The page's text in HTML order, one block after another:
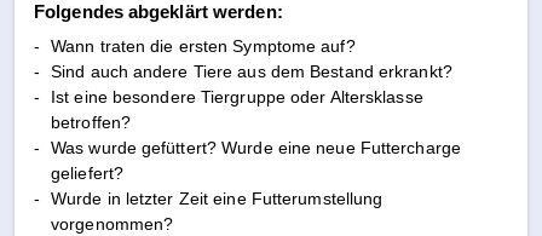
Folgendes abgeklärt werden:
-
Wann traten die ersten Symptome auf?
-
Sind auch andere Tiere aus dem Bestand erkrankt?
-
Ist eine besondere Tiergruppe oder Altersklasse
betroffen?
-
Was wurde gefüttert? Wurde eine neue Futtercharge
geliefert?
-
Wurde in letzter Zeit eine Futterumstellung
vorgenommen?